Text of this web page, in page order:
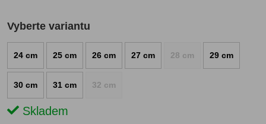
Vyberte variantu
24 cm 25 cm 26 cm 27 cm 28 cm 29 cm
30 cm 31 cm 32 cm
Skladem